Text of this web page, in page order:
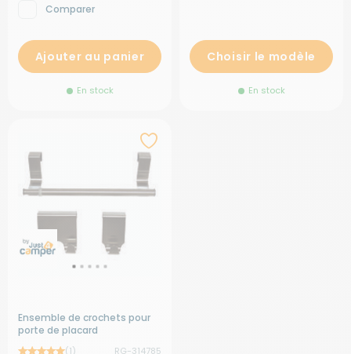
Comparer
Ajouter au panier
En stock
Choisir le modèle
En stock
Ensemble de crochets pour
porte de placard
(1) RG-314785